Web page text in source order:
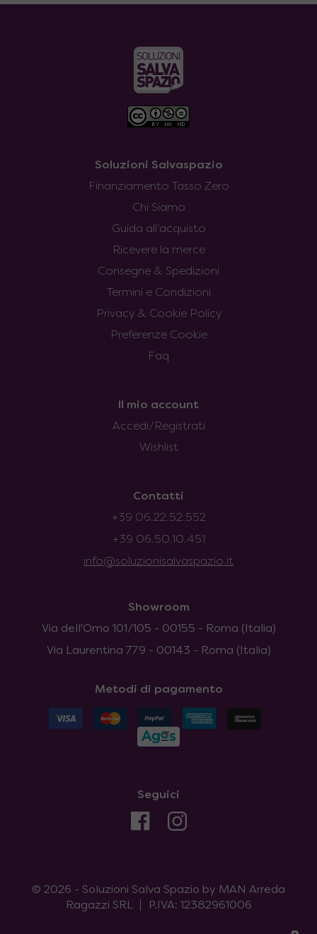
Soluzioni Salvaspazio
Finanziamento Tasso Zero
Chi Siamo
Guida all’acquisto
Ricevere la merce
Consegne & Spedizioni
Termini e Condizioni
Privacy & Cookie Policy
Preferenze Cookie
Faq
Il mio account
Accedi/Registrati
Wishlist
Contatti
+39 06.22.52.552
+39 06.50.10.451
info@soluzionisalvaspazio.it
Showroom
Via dell'Omo 101/105 - 00155 - Roma (Italia)
Via Laurentina 779 - 00143 - Roma (Italia)
Metodi di pagamento
Seguici
© 2026 - Soluzioni Salva Spazio by MAN Arreda
Ragazzi SRL
P.IVA: 12382961006